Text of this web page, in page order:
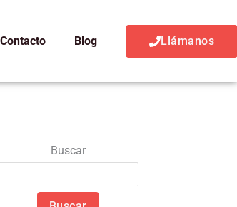
Contacto Blog Llámanos
Buscar